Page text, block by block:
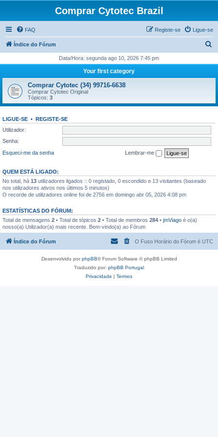
Comprar Cytotec Brazil
FAQ Ligue-se
Registe-se
Índice do Fórum
q
i
Data/Hora: segunda ago 10, 2026 7:45 pm
Your first category
Comprar Cytotec (34) 99716-6638
Comprar Cytotec Original
Tópicos: 3
LIGUE-SE • REGISTE-SE
Utilizador:
Senha:
Esqueci-me da senha
Lembrar-me
QUEM ESTÁ LIGADO:
No total, há 13 utilizadores ligados :: 0 registado, 0 escondido e 13 visitantes (baseado
nos utilizadores ativos nos últimos 5 minutos)
O recorde de utilizadores online foi de 2756 em domingo abr 05, 2026 4:08 pm
ESTATÍSTICAS DO FÓRUM:
Total de mensagens 2 • Total de tópicos 2 • Total de membros 284 • jmViago é o(a)
nosso(a) Utilizador(a) mais recente. Bem-vindo(a) ao Fórum
Índice do Fórum O Fuso Horário do Fórum é UTC
Desenvolvido porphpBB® Forum Software © phpBB Limited
Traduzido por: phpBB Portugal
Privacidade | Termos